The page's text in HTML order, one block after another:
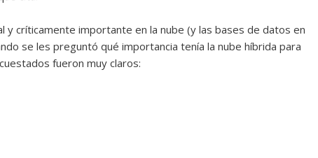
y críticamente importante en la nube (y las bases de datos en
se les preguntó qué importancia tenía la nube híbrida para
fueron muy claros: